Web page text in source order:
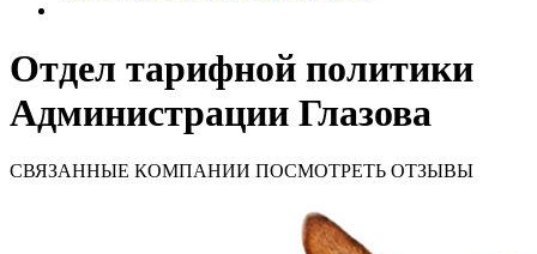
Отдел тарифной политики
Администрации Глазова
СВЯЗАННЫЕ КОМПАНИИ ПОСМОТРЕТЬ ОТЗЫВЫ